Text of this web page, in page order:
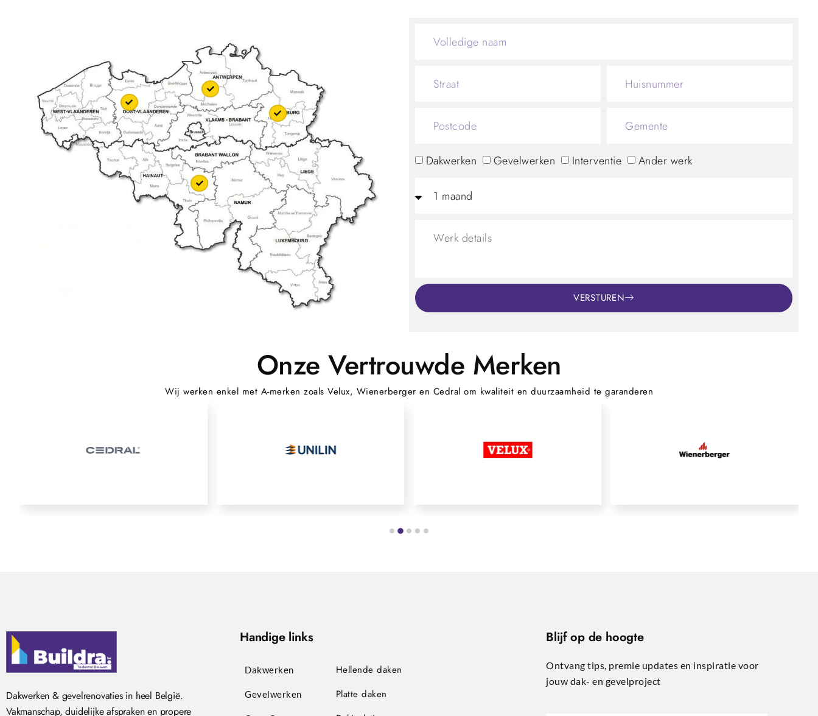
Dakwerken Gevelwerken Interventie Ander werk
VERSTUREN
Onze Vertrouwde Merken
Wij werken enkel met A-merken zoals Velux, Wienerberger en Cedral om kwaliteit en duurzaamheid te garanderen
Dakwerken & gevelrenovaties in heel België.
Vakmanschap, duidelijke afspraken en propere
Handige links
Dakwerken
Gevelwerken
Hellende daken
Platte daken
Blijf op de hoogte
Ontvang tips, premie updates en inspiratie voor
jouw dak- en gevelproject